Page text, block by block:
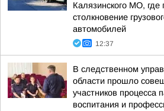
Калязинского МО,
столкновение
автомобилей
12:37
В следственном
области прошло
участников процесса
воспитания и